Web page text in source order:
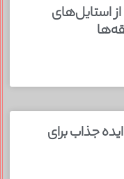
۱۵ عکس از استایل‌های
سنگی مردانه شیک؛ ۱۵ ایده جذاب برای